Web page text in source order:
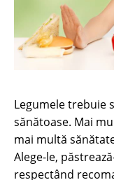
Legumele trebuie
sănătoase. Mai
mai multă
Alege-le,
respectând